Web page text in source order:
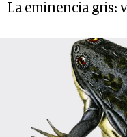
La eminencia gris: